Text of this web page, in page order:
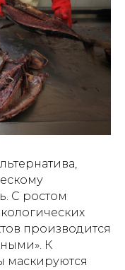
С ростом
производится
К
маскируются